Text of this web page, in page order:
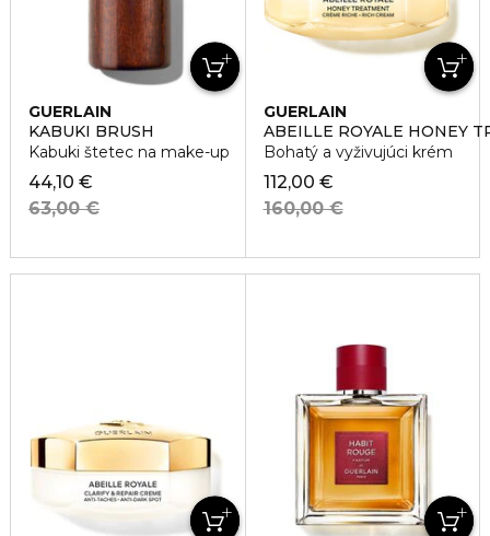
GUERLAIN
KABUKI BRUSH
Kabuki štetec na make-up
44,10 €
63,00 €
GUERLAIN
ABEILLE ROYALE HONEY
Bohatý a vyživujúci krém
112,00 €
160,00 €